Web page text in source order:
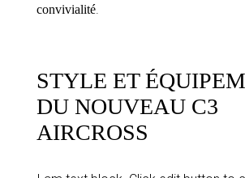
convivialité.
STYLE ET
DU NOUVEAU C3
AIRCROSS